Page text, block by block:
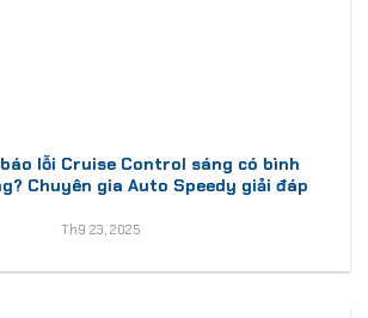
lỗi Cruise Control sáng có bình
Chuyên gia Auto Speedy giải đáp
Th9 23, 2025